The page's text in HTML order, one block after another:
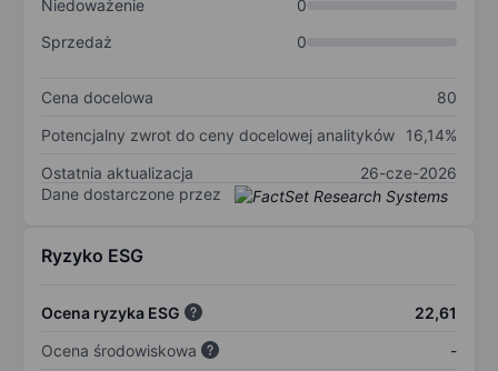
Niedoważenie
0
Sprzedaż
0
Cena docelowa
80
Potencjalny zwrot do ceny docelowej analityków
16,14%
Ostatnia aktualizacja
26-cze-2026
Dane dostarczone przez
Ryzyko ESG
Ocena ryzyka ESG
22,61
Ocena środowiskowa
-